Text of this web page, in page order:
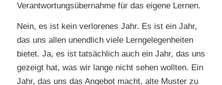
Verantwortungsübernahme für das eigene Lernen.
Nein, es ist kein verlorenes Jahr. Es ist ein Jahr,
das uns allen unendlich viele Lerngelegenheiten
bietet. Ja, es ist tatsächlich auch ein Jahr, das uns
gezeigt hat, was wir lange nicht sehen wollten. Ein
Jahr, das uns das Angebot macht, alte Muster zu